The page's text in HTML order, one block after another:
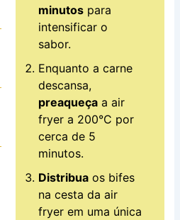
minutos para
intensificar o
sabor.
Enquanto a carne
descansa,
preaqueça a air
fryer a 200°C por
cerca de 5
minutos.
Distribua os bifes
na cesta da air
fryer em uma única